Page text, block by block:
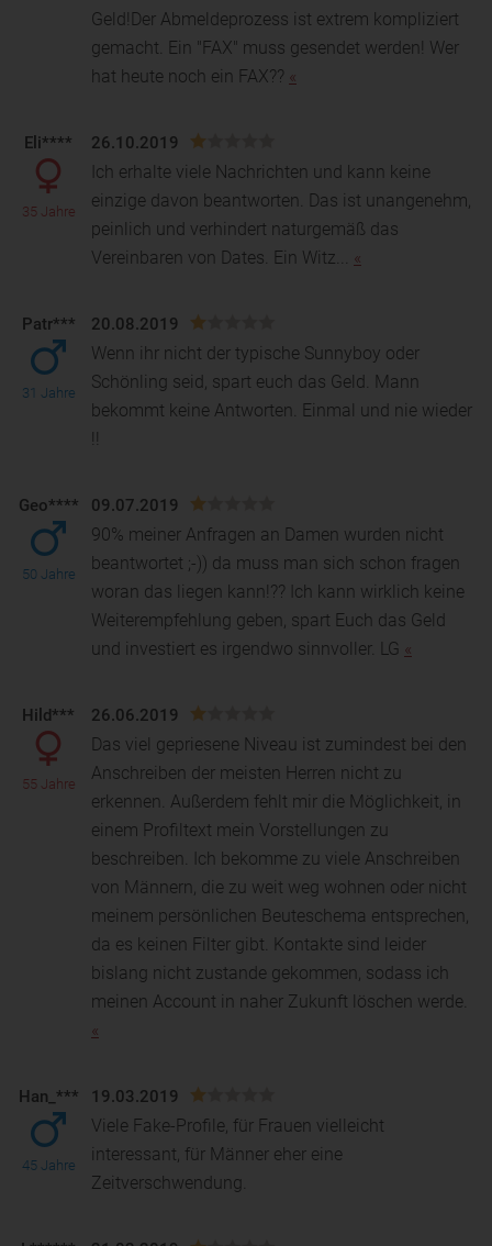
Geld!Der Abmeldeprozess ist extrem kompliziert
gemacht. Ein "FAX" muss gesendet werden! Wer
hat heute noch ein FAX?? «
Eli****
35 Jahre
26.10.2019
Ich erhalte viele Nachrichten und kann keine
einzige davon beantworten. Das ist unangenehm,
peinlich und verhindert naturgemäß das
Vereinbaren von Dates. Ein Witz... «
Patr***
31 Jahre
20.08.2019
Wenn ihr nicht der typische Sunnyboy oder
Schönling seid, spart euch das Geld. Mann
bekommt keine Antworten. Einmal und nie wieder
!!
Geo****
50 Jahre
09.07.2019
90% meiner Anfragen an Damen wurden nicht
beantwortet ;-)) da muss man sich schon fragen
woran das liegen kann!?? Ich kann wirklich keine
Weiterempfehlung geben, spart Euch das Geld
und investiert es irgendwo sinnvoller. LG «
Hild***
55 Jahre
26.06.2019
Das viel gepriesene Niveau ist zumindest bei den
Anschreiben der meisten Herren nicht zu
erkennen. Außerdem fehlt mir die Möglichkeit, in
einem Profiltext mein Vorstellungen zu
beschreiben. Ich bekomme zu viele Anschreiben
von Männern, die zu weit weg wohnen oder nicht
meinem persönlichen Beuteschema entsprechen,
da es keinen Filter gibt. Kontakte sind leider
bislang nicht zustande gekommen, sodass ich
meinen Account in naher Zukunft löschen werde.
«
Han_***
45 Jahre
19.03.2019
Viele Fake-Profile, für Frauen vielleicht
interessant, für Männer eher eine
Zeitverschwendung.